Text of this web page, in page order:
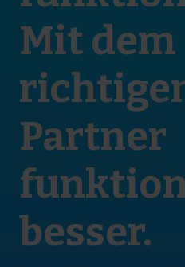
Mit dem
Partner
besser.